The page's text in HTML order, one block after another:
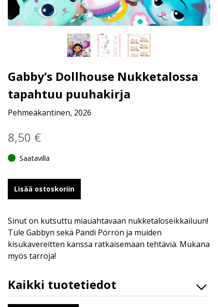
Gabby’s Dollhouse Nukketalossa
tapahtuu puuhakirja
Pehmeäkantinen, 2026
8,50 €
Saatavilla
Lisää ostoskoriin
Sinut on kutsuttu miauahtavaan nukketaloseikkailuun!
Tule Gabbyn sekä Pandi Pörrön ja muiden
kisukavereitten kanssa ratkaisemaan tehtäviä. Mukana
myös tarroja!
Kaikki tuotetiedot
ISBN
9789523349261